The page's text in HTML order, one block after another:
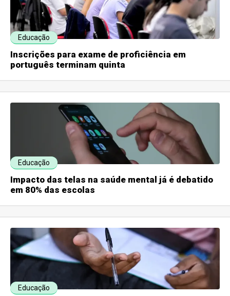
Educação
Inscrições para exame de proficiência em
português terminam quinta
Educação
Impacto das telas na saúde mental já é debatido
em 80% das escolas
Educação